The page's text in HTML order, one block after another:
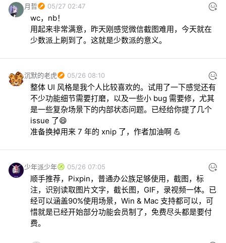
月哲 05/27 02:47
wc，nb！
用起来非常满意，昨天刚感觉微信截图难用，今天就在
少数派上刷到了。这就是少数派的意义。
沉默的老虎 05/26 08:10
整体 UI 风格是我个人比较喜欢的。试用了一下感觉还有
不少功能细节需要打磨，以及一些小 bug 需要修，尤其
是一些复杂场景下的内部状态问题。已经给你提了几个
issue 了😄
准备换掉用来 7 年的 xnip 了，作者加油啊 💪
少年派少年 05/26 07:05
顺手推荐，Pixpin，普通办公族足够使用，截图，标
注，识别读取图片文字，截长图，GIF，录视频一体。已
经可以涵盖90%使用场景，Win & Mac 支持都可以，可
惜就是已经开始部分功能会员制了，免费尽头都是要付
费。